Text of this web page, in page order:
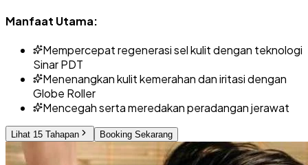
Manfaat Utama:
Mempercepat regenerasi sel kulit dengan teknologi
Sinar PDT
Menenangkan kulit kemerahan dan iritasi dengan
Globe Roller
Mencegah serta meredakan peradangan jerawat
Lihat 15 Tahapan Booking Sekarang